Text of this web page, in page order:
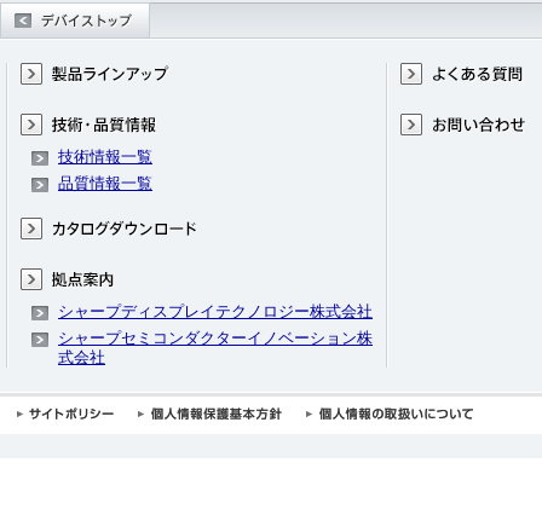
技術情報一覧
品質情報一覧
シャープディスプレイテクノロジー株式会社
シャープセミコンダクターイノベーション株
式会社